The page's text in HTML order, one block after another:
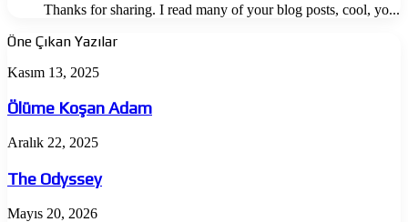
Thanks for sharing. I read many of your blog posts, cool, yo...
Öne Çıkan Yazılar
Ölüme
Adam
Kasım 13, 2025
Ölüme Koşan Adam
The
Aralık 22, 2025
The Odyssey
Almina
Mayıs 20, 2026